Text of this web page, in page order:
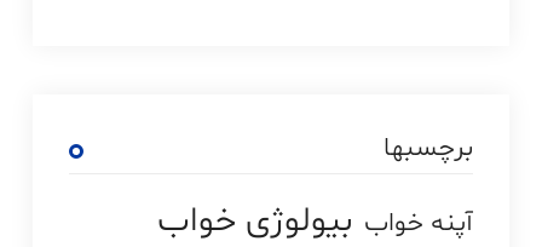
برچسبها
آپنه خواب بیولوژی خواب